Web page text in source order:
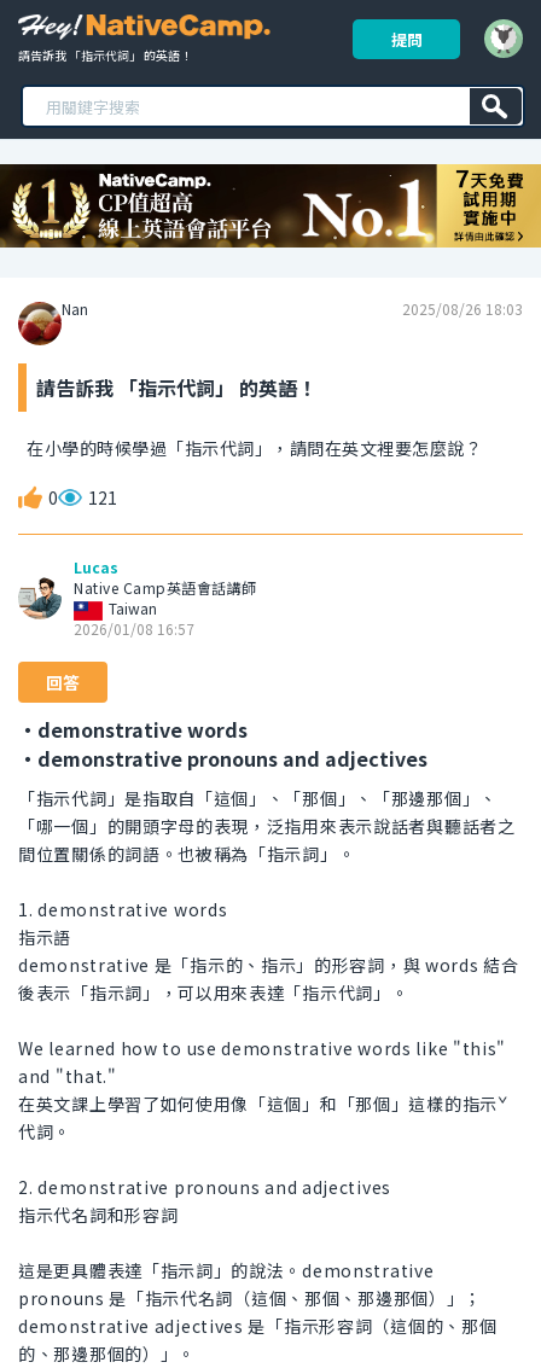
請告訴我 「指示代詞」 的英語！
提問
Nan 2025/08/26 18:03
請告訴我 「指示代詞」 的英語！
在小學的時候學過「指示代詞」，請問在英文裡要怎麼說？
0 121
Lucas
Native Camp英語會話講師
Taiwan
2026/01/08 16:57
回答
・demonstrative words
・demonstrative pronouns and adjectives
「指示代詞」是指取自「這個」、「那個」、「那邊那個」、
「哪一個」的開頭字母的表現，泛指用來表示說話者與聽話者之
間位置關係的詞語。也被稱為「指示詞」。
1. demonstrative words
指示語
demonstrative 是「指示的、指示」的形容詞，與 words 結合
後表示「指示詞」，可以用來表達「指示代詞」。
We learned how to use demonstrative words like "this"
and "that."
在英文課上學習了如何使用像「這個」和「那個」這樣的指示ˇ
代詞。
2. demonstrative pronouns and adjectives
指示代名詞和形容詞
這是更具體表達「指示詞」的說法。demonstrative
pronouns 是「指示代名詞（這個、那個、那邊那個）」；
demonstrative adjectives 是「指示形容詞（這個的、那個
的、那邊那個的）」。